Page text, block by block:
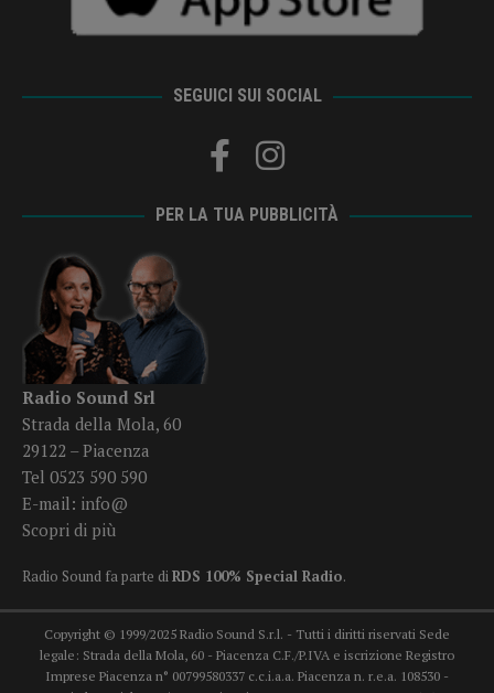
SEGUICI SUI SOCIAL
PER LA TUA PUBBLICITÀ
Radio Sound Srl
Strada della Mola, 60
29122 – Piacenza
Tel 0523 590 590
E-mail: info@
Scopri di più
Radio Sound fa parte diRDS 100% Special Radio.
Copyright © 1999/2025 Radio Sound S.r.l. - Tutti i diritti riservati Sede
legale: Strada della Mola, 60 - Piacenza C.F./P.IVA e iscrizione Registro
Imprese Piacenza n° 00799580337 c.c.i.a.a. Piacenza n. r.e.a. 108530 -